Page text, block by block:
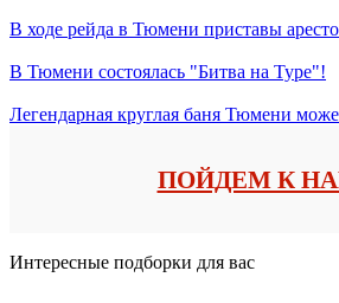
В ходе рейда в Тюмени приставы
В Тюмени состоялась "Битва на Туре"!
Легендарная круглая баня Тюмени
ПОЙДЕМ К
Интересные подборки для вас